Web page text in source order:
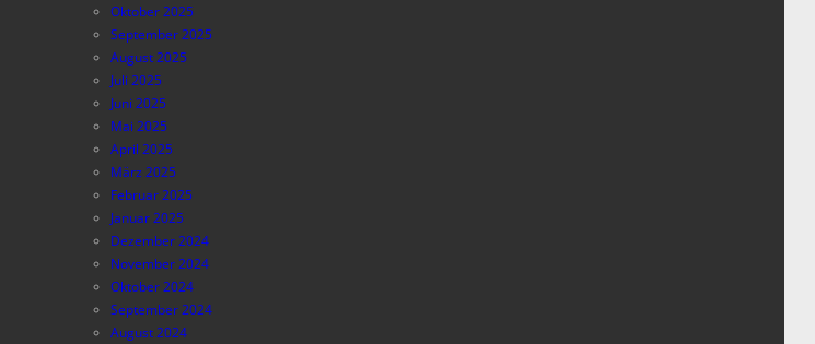
Oktober 2025
September 2025
August 2025
Juli 2025
Juni 2025
Mai 2025
April 2025
März 2025
Februar 2025
Januar 2025
Dezember 2024
November 2024
Oktober 2024
September 2024
August 2024